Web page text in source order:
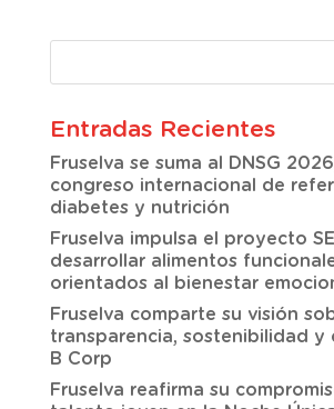
Entradas Recientes
Fruselva se suma al DNSG
congreso internacional de
diabetes y nutrición
Fruselva impulsa el proyecto
desarrollar alimentos
orientados al bienestar
Fruselva comparte su visión
transparencia, sostenibilidad y
B Corp
Fruselva reafirma su